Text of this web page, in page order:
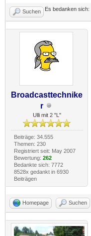
Suchen Es bedanken sich:
Broadcasttechnike
r
Ulli mit 2 "L"
Beiträge: 34.555
Themen: 230
Registriert seit: May 2007
Bewertung: 262
Bedankte sich: 7772
8528x gedankt in 6930
Beiträgen
Homepage Suchen